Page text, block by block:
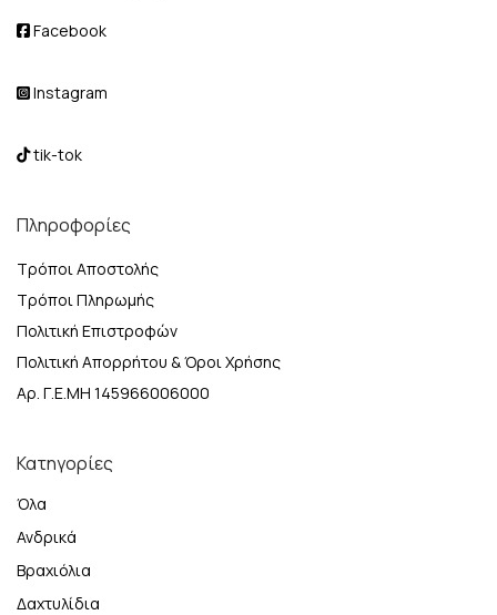
Facebook
Instagram
tik-tok
Πληροφορίες
Τρόποι Αποστολής
Τρόποι Πληρωμής
Πολιτική Επιστροφών
Πολιτική Απορρήτου & Όροι Χρήσης
Αρ. Γ.Ε.ΜΗ 145966006000
Κατηγορίες
Όλα
Ανδρικά
Βραχιόλια
Δαχτυλίδια